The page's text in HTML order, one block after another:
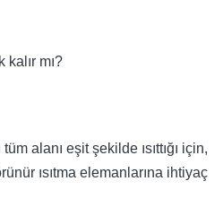
kalır mı?
tüm alanı eşit şekilde ısıttığı için,
ısıtma elemanlarına ihtiyaç